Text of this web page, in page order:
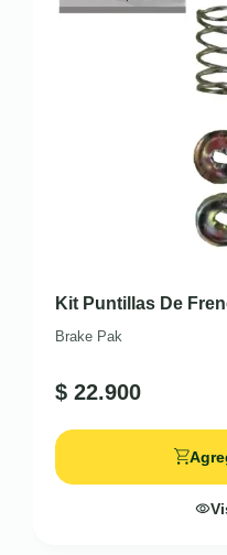
Kit Puntillas De
Brake Pak
$ 22.900